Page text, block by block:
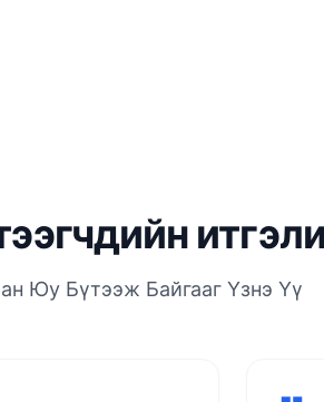
Юу Бүтээж Байгааг Үзнэ Үү